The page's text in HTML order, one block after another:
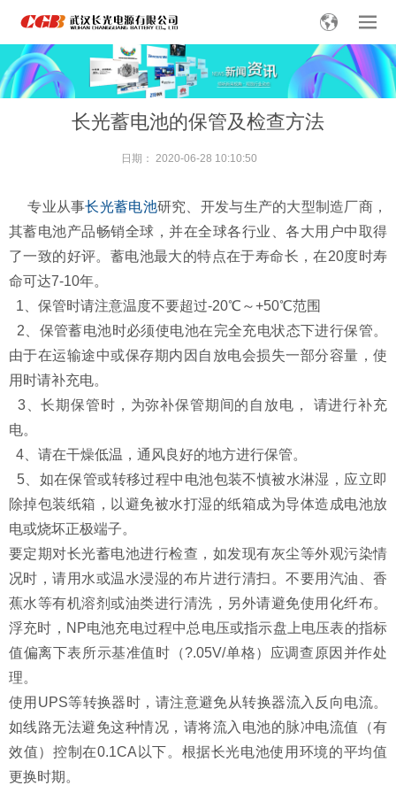
长光蓄电池的保管及检查方法
日期： 2020-06-28 10:10:50
专业从事长光蓄电池研究、开发与生产的大型制造厂商，
其蓄电池产品畅销全球，并在全球各行业、各大用户中取得
了一致的好评。蓄电池最大的特点在于寿命长，在20度时寿
命可达7-10年。
1、保管时请注意温度不要超过-20℃～+50℃范围
2、保管蓄电池时必须使电池在完全充电状态下进行保管。
由于在运输途中或保存期内因自放电会损失一部分容量，使
用时请补充电。
3、长期保管时，为弥补保管期间的自放电， 请进行补充
电。
4、请在干燥低温，通风良好的地方进行保管。
5、如在保管或转移过程中电池包装不慎被水淋湿，应立即
除掉包装纸箱，以避免被水打湿的纸箱成为导体造成电池放
电或烧坏正极端子。
要定期对长光蓄电池进行检查，如发现有灰尘等外观污染情
况时，请用水或温水浸湿的布片进行清扫。不要用汽油、香
蕉水等有机溶剂或油类进行清洗，另外请避免使用化纤布。
浮充时，NP电池充电过程中总电压或指示盘上电压表的指标
值偏离下表所示基准值时（?.05V/单格）应调查原因并作处
理。
使用UPS等转换器时，请注意避免从转换器流入反向电流。
如线路无法避免这种情况，请将流入电池的脉冲电流值（有
效值）控制在0.1CA以下。根据长光电池使用环境的平均值
更换时期。